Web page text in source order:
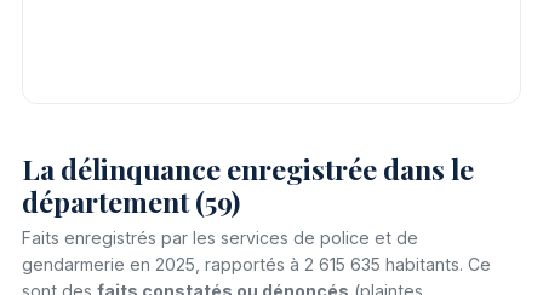
La délinquance enregistrée dans le
département (59)
Faits enregistrés par les services de police et de
gendarmerie en 2025, rapportés à 2 615 635 habitants. Ce
sont des faits constatés ou dénoncés (plaintes,